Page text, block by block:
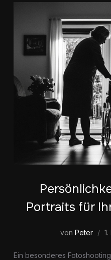
Portraits für
von Peter
Ein besonderes